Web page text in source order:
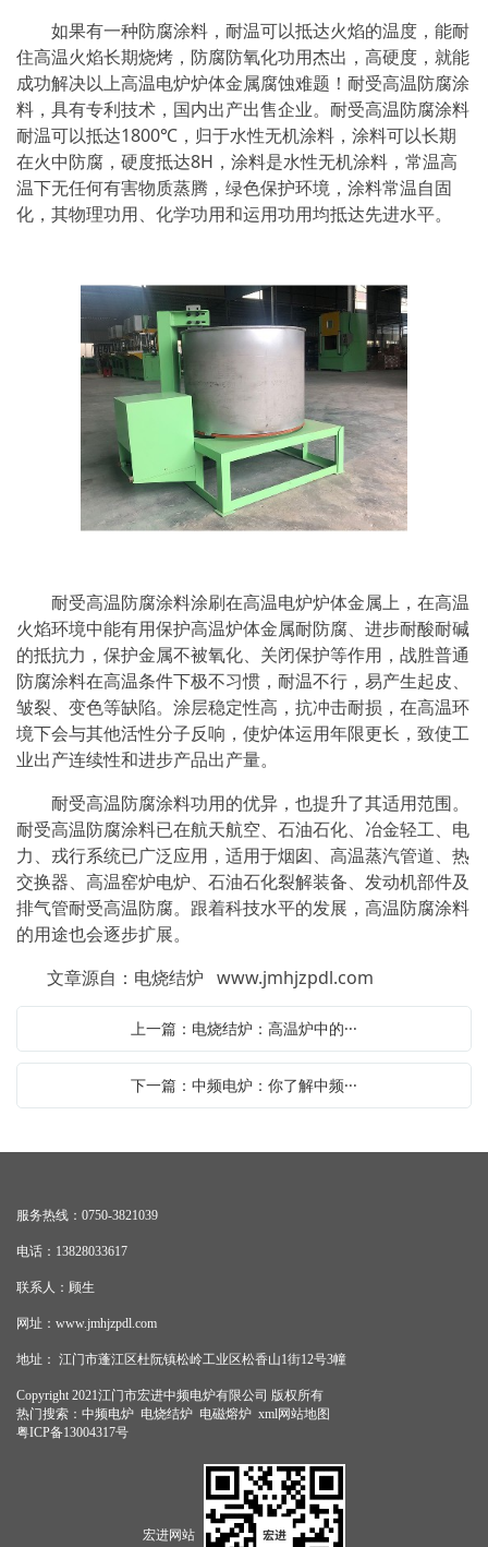
如果有一种防腐涂料，耐温可以抵达火焰的温度，能耐
住高温火焰长期烧烤，防腐防氧化功用杰出，高硬度，就能
成功解决以上高温电炉炉体金属腐蚀难题！耐受高温防腐涂
料，具有专利技术，国内出产出售企业。耐受高温防腐涂料
耐温可以抵达1800℃，归于水性无机涂料，涂料可以长期
在火中防腐，硬度抵达8H，涂料是水性无机涂料，常温高
温下无任何有害物质蒸腾，绿色保护环境，涂料常温自固
化，其物理功用、化学功用和运用功用均抵达先进水平。
耐受高温防腐涂料涂刷在高温电炉炉体金属上，在高温
火焰环境中能有用保护高温炉体金属耐防腐、进步耐酸耐碱
的抵抗力，保护金属不被氧化、关闭保护等作用，战胜普通
防腐涂料在高温条件下极不习惯，耐温不行，易产生起皮、
皱裂、变色等缺陷。涂层稳定性高，抗冲击耐损，在高温环
境下会与其他活性分子反响，使炉体运用年限更长，致使工
业出产连续性和进步产品出产量。
耐受高温防腐涂料功用的优异，也提升了其适用范围。
耐受高温防腐涂料已在航天航空、石油石化、冶金轻工、电
力、戎行系统已广泛应用，适用于烟囱、高温蒸汽管道、热
交换器、高温窑炉电炉、石油石化裂解装备、发动机部件及
排气管耐受高温防腐。跟着科技水平的发展，高温防腐涂料
的用途也会逐步扩展。
文章源自：电烧结炉 www.jmhjzpdl.com
上一篇：电烧结炉：高温炉中的···
下一篇：中频电炉：你了解中频···
服务热线：0750-3821039
电话：13828033617
联系人：顾生
网址： www.jmhjzpdl.com
地址： 江门市蓬江区杜阮镇松岭工业区松香山1街12号3幢
Copyright 2021江门市宏进中频电炉有限公司 版权所有
热门搜索： 中频电炉 电烧结炉 电磁熔炉 xml网站地图
粤ICP备13004317号
宏进网站